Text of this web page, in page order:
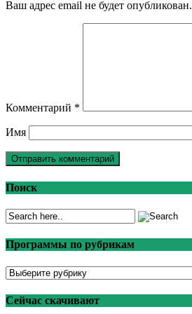
Ваш адрес email не будет опубликован.
Комментарий *
Имя
Поиск
Программы по рубрикам
Программы
рубрикам
Сейчас скачивают